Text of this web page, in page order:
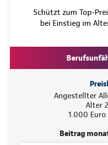
Schützt zum Top-
bei Einstieg im
Angestellter
Alter
1.000
Beitrag